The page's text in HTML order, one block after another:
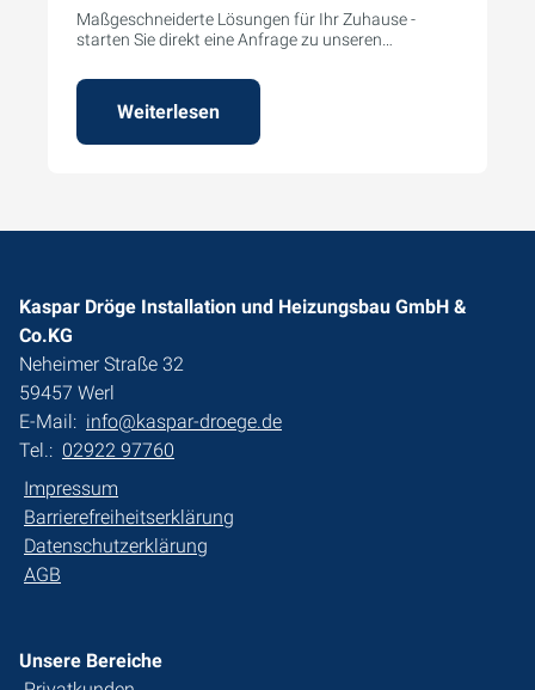
Maßgeschneiderte Lösungen für Ihr Zuhause -
starten Sie direkt eine Anfrage zu unseren
Weiterlesen
Kaspar Dröge Installation und Heizungsbau GmbH &
Co.KG
Neheimer Straße 32
59457 Werl
E-Mail: info@kaspar-droege.de
Tel.: 02922 97760
Impressum
Barrierefreiheitserklärung
Datenschutzerklärung
AGB
Unsere Bereiche